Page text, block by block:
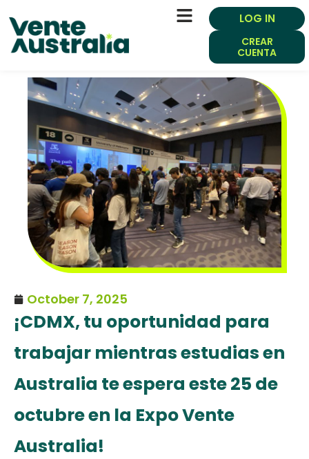
LOG IN
CREAR
CUENTA
October 7, 2025
¡CDMX, tu oportunidad para
trabajar mientras estudias en
Australia te espera este 25 de
octubre en la Expo Vente
Australia!